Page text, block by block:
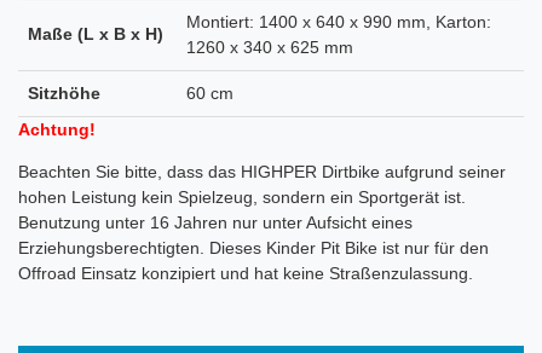
Maße (L x B x H)
Montiert: 1400 x 640 x 990 mm, Karton:
1260 x 340 x 625 mm
Sitzhöhe
60 cm
Achtung!
Beachten Sie bitte, dass das HIGHPER Dirtbike aufgrund seiner
hohen Leistung kein Spielzeug, sondern ein Sportgerät ist.
Benutzung unter 16 Jahren nur unter Aufsicht eines
Erziehungsberechtigten. Dieses Kinder Pit Bike ist nur für den
Offroad Einsatz konzipiert und hat keine Straßenzulassung.